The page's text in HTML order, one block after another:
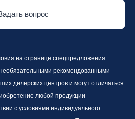
вопрос
на странице спецпредложения.
рекомендованными
дилерских центров и могут отличаться
любой продукции
с условиями индивидуального